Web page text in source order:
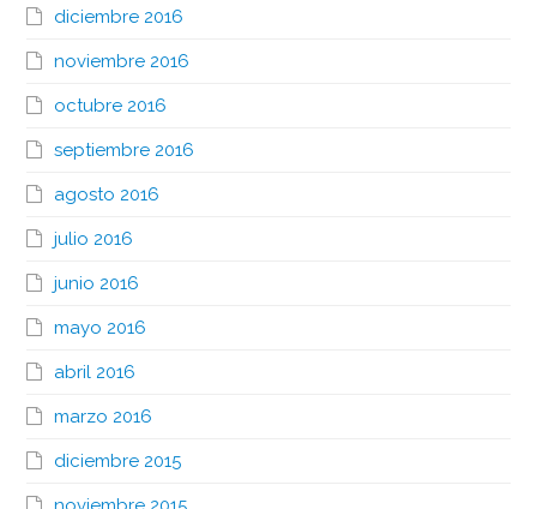
diciembre 2016
noviembre 2016
octubre 2016
septiembre 2016
agosto 2016
julio 2016
junio 2016
mayo 2016
abril 2016
marzo 2016
diciembre 2015